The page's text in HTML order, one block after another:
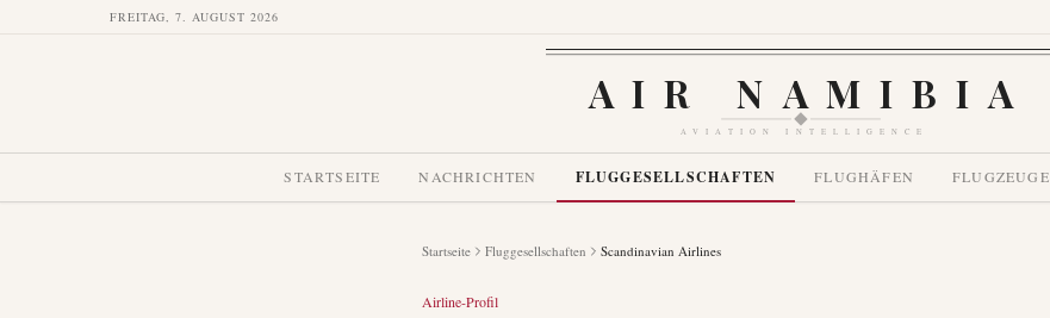
FREITAG, 7. AUGUST 2026
AIR NAMIBIA
AVIATION INTELLIGENCE
STARTSEITE NACHRICHTEN FLUGGESELLSCHAFTEN FLUGHÄFEN FLUGZEUGE
Startseite Fluggesellschaften Scandinavian Airlines
Airline-Profil